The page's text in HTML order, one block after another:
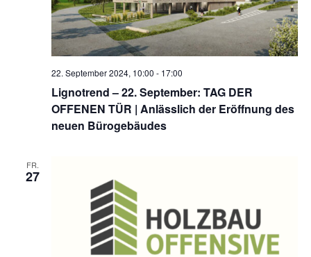
Lignotrend – 22. September: TAG DER
OFFENEN TÜR | Anlässlich der Eröffnung des
neuen Bürogebäudes
22. September 2024, 10:00 - 17:00
FR.
27